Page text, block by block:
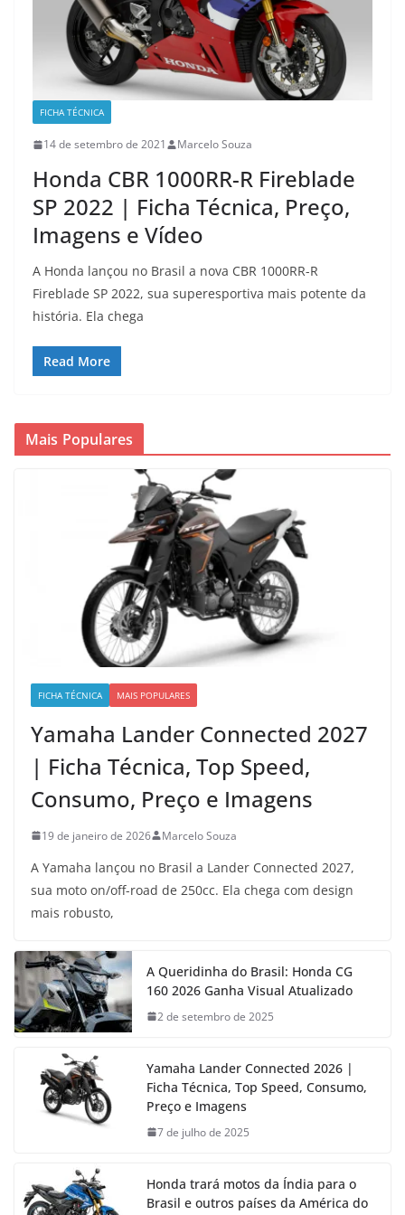
FICHA TÉCNICA
14 de setembro de 2021 Marcelo Souza
Honda CBR 1000RR-R Fireblade
SP 2022 | Ficha Técnica, Preço,
Imagens e Vídeo
A Honda lançou no Brasil a nova CBR 1000RR-R
Fireblade SP 2022, sua superesportiva mais potente da
história. Ela chega
Read More
Mais Populares
FICHA TÉCNICA MAIS POPULARES
Yamaha Lander Connected 2027
| Ficha Técnica, Top Speed,
Consumo, Preço e Imagens
19 de janeiro de 2026 Marcelo Souza
A Yamaha lançou no Brasil a Lander Connected 2027,
sua moto on/off-road de 250cc. Ela chega com design
mais robusto,
A Queridinha do Brasil: Honda CG
160 2026 Ganha Visual Atualizado
2 de setembro de 2025
Yamaha Lander Connected 2026 |
Ficha Técnica, Top Speed, Consumo,
Preço e Imagens
7 de julho de 2025
Honda trará motos da Índia para o
Brasil e outros países da América do